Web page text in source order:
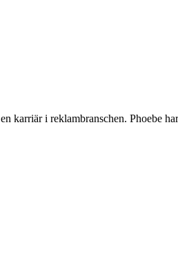
karriär i reklambranschen. Phoebe